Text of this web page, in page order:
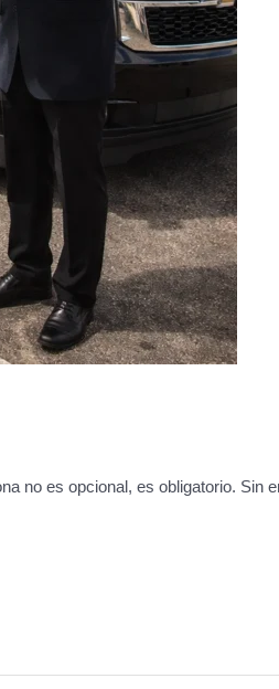
no es opcional, es obligatorio. Sin